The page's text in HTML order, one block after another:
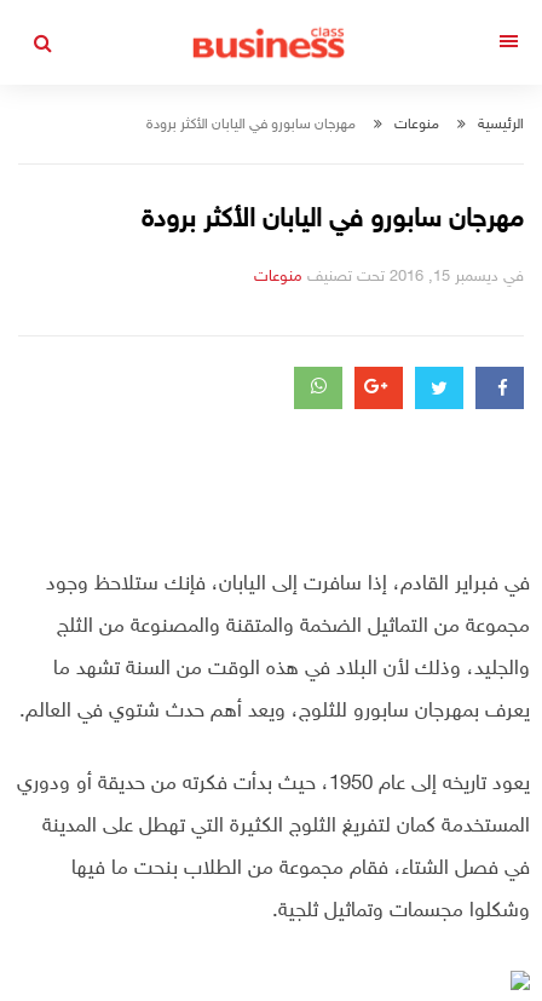
الرئيسية منوعات مهرجان سابورو في اليابان الأكثر برودة
مهرجان سابورو في اليابان الأكثر برودة
في ديسمبر 15, 2016 تحت تصنيف التصانيف
منوعات
في فبراير القادم، إذا سافرت إلى اليابان، فإنك ستلاحظ وجود
مجموعة من التماثيل الضخمة والمتقنة والمصنوعة من الثلج
والجليد، وذلك لأن البلاد في هذه الوقت من السنة تشهد ما
يعرف بمهرجان سابورو للثلوج، ويعد أهم حدث شتوي في العالم.
يعود تاريخه إلى عام 1950، حيث بدأت فكرته من حديقة أو ودوري
المستخدمة كمان لتفريغ الثلوج الكثيرة التي تهطل على المدينة
في فصل الشتاء، فقام مجموعة من الطلاب بنحت ما فيها
وشكلوا مجسمات وتماثيل ثلجية.